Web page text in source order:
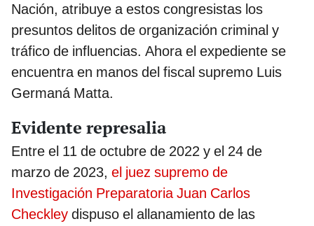
Nación, atribuye a estos congresistas los
presuntos delitos de organización criminal y
tráfico de influencias. Ahora el expediente se
encuentra en manos del fiscal supremo Luis
Germaná Matta.
Evidente represalia
Entre el 11 de octubre de 2022 y el 24 de
marzo de 2023, el juez supremo de
Investigación Preparatoria Juan Carlos
Checkley dispuso el allanamiento de las